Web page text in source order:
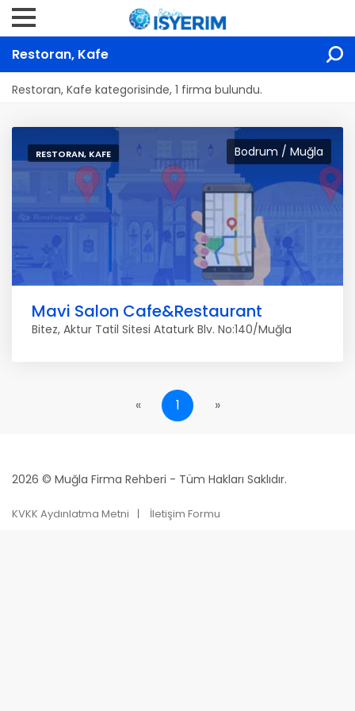
Restoran, Kafe
Restoran, Kafe kategorisinde, 1 firma bulundu.
Bodrum / Muğla
RESTORAN, KAFE
Mavi Salon Cafe&Restaurant
Bitez, Aktur Tatil Sitesi Ataturk Blv. No:140/Muğla
« 1 »
2026 © Muğla Firma Rehberi - Tüm Hakları Saklıdır.
KVKK Aydınlatma Metni İletişim Formu